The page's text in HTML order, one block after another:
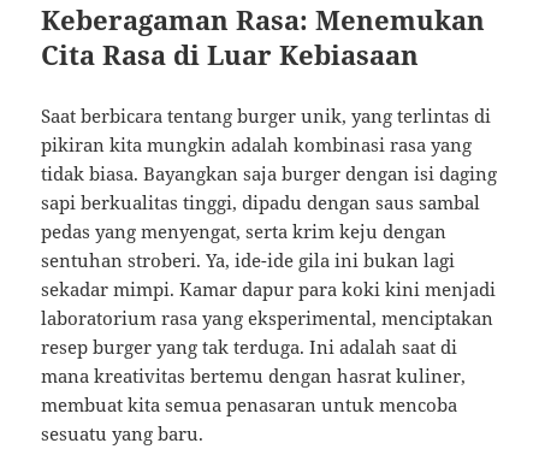
Keberagaman Rasa: Menemukan
Cita Rasa di Luar Kebiasaan
Saat berbicara tentang burger unik, yang terlintas di
pikiran kita mungkin adalah kombinasi rasa yang
tidak biasa. Bayangkan saja burger dengan isi daging
sapi berkualitas tinggi, dipadu dengan saus sambal
pedas yang menyengat, serta krim keju dengan
sentuhan stroberi. Ya, ide-ide gila ini bukan lagi
sekadar mimpi. Kamar dapur para koki kini menjadi
laboratorium rasa yang eksperimental, menciptakan
resep burger yang tak terduga. Ini adalah saat di
mana kreativitas bertemu dengan hasrat kuliner,
membuat kita semua penasaran untuk mencoba
sesuatu yang baru.